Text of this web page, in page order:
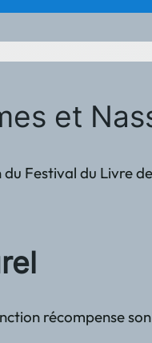
et
Festival du
récompense